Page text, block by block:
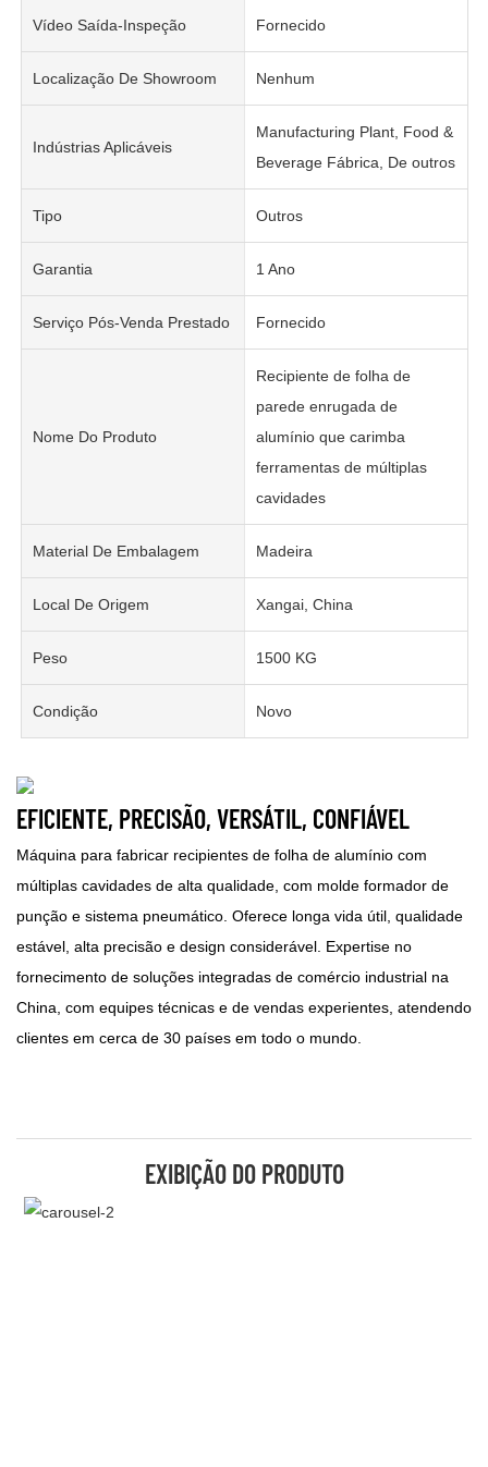
Vídeo Saída-Inspeção Fornecido
Localização De Showroom Nenhum
Indústrias Aplicáveis
Manufacturing Plant, Food &
Beverage Fábrica, De outros
Tipo Outros
Garantia 1 Ano
Serviço Pós-Venda Prestado Fornecido
Nome Do Produto
Recipiente de folha de
parede enrugada de
alumínio que carimba
ferramentas de múltiplas
cavidades
Material De Embalagem Madeira
Local De Origem Xangai, China
Peso 1500 KG
Condição Novo
EFICIENTE, PRECISÃO, VERSÁTIL, CONFIÁVEL
Máquina para fabricar recipientes de folha de alumínio com
múltiplas cavidades de alta qualidade, com molde formador de
punção e sistema pneumático. Oferece longa vida útil, qualidade
estável, alta precisão e design considerável. Expertise no
fornecimento de soluções integradas de comércio industrial na
China, com equipes técnicas e de vendas experientes, atendendo
clientes em cerca de 30 países em todo o mundo.
EXIBIÇÃO DO PRODUTO